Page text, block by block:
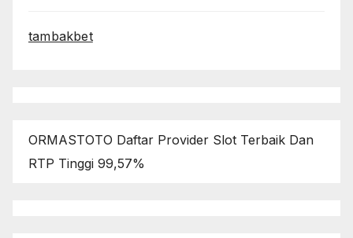
tambakbet
ORMASTOTO Daftar Provider Slot Terbaik Dan
RTP Tinggi 99,57%